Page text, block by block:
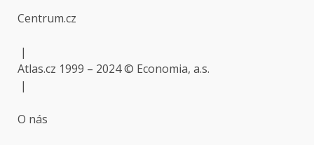
Centrum.cz
|
Atlas.cz 1999 – 2024 © Economia, a.s.
|
O nás